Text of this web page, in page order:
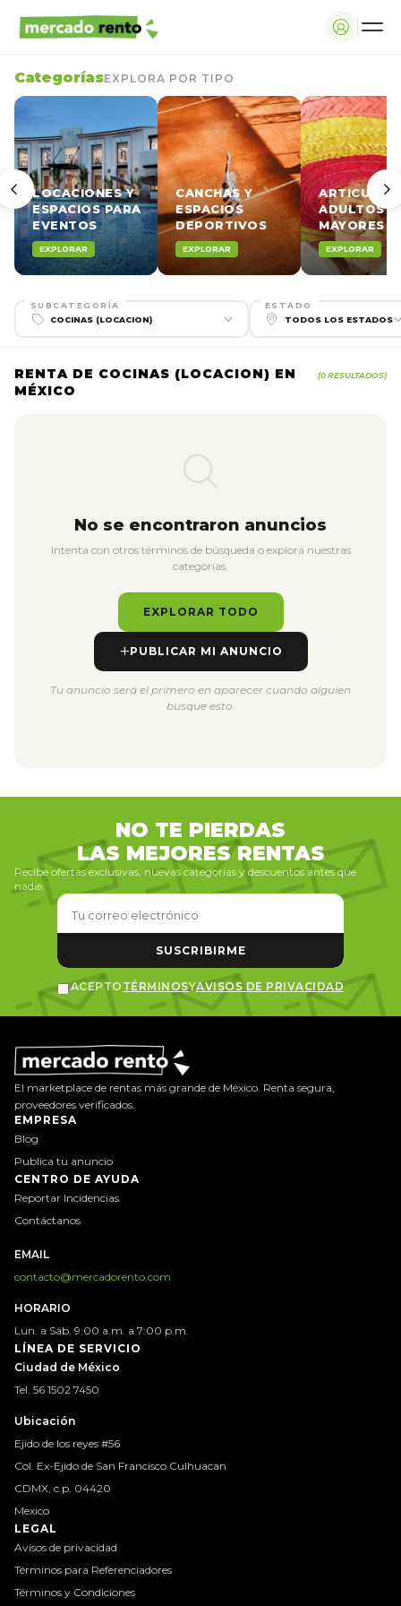
CategoríasEXPLORA POR TIPO
LOCACIONES Y
ESPACIOS PARA
EVENTOS
EXPLORAR
CANCHAS Y
ESPACIOS
DEPORTIVOS
EXPLORAR
ARTICULOS
ADULTOS
MAYORES
EXPLORAR
SUBCATEGORÍA ESTADO
RENTA DE COCINAS (LOCACION) EN
MÉXICO
(0 RESULTADOS)
No se encontraron anuncios
Intenta con otros términos de búsqueda o explora nuestras
categorías.
EXPLORAR TODO
PUBLICAR MI ANUNCIO
Tu anuncio será el primero en aparecer cuando alguien
busque esto.
NO TE PIERDAS
LAS MEJORES RENTAS
Recibe ofertas exclusivas, nuevas categorías y descuentos antes que
nadie.
SUSCRIBIRME
ACEPTO TÉRMINOSYAVISOS DE PRIVACIDAD
El marketplace de rentas más grande de México. Renta segura,
proveedores verificados.
EMPRESA
Blog
Publica tu anuncio
CENTRO DE AYUDA
Reportar Incidencias
Contáctanos
EMAIL
contacto@mercadorento.com
HORARIO
Lun. a Sáb. 9:00 a.m. a 7:00 p.m.
LÍNEA DE SERVICIO
Ciudad de México
Tel. 56 1502 7450
Ubicación
Ejido de los reyes #56
Col. Ex-Ejido de San Francisco Culhuacan
CDMX, c.p. 04420
Mexico
LEGAL
Avisos de privacidad
Términos para Referenciadores
Términos y Condiciones